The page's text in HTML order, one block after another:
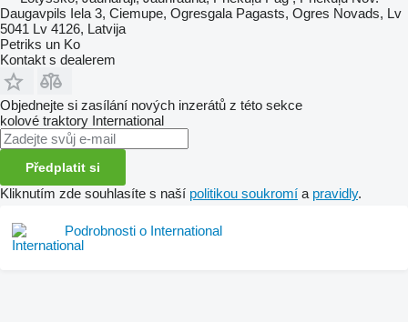
Daugavpils Iela 3, Ciemupe, Ogresgala Pagasts, Ogres Novads, Lv
5041 Lv 4126, Latvija
Petriks un Ko
Kontakt s dealerem
Objednejte si zasílání nových inzerátů z této sekce
kolové traktory International
Předplatit si
Kliknutím zde souhlasíte s naší politikou soukromí a pravidly.
Podrobnosti o International